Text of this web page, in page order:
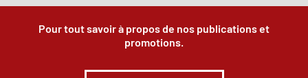
Pour tout savoir à propos de nos publications et
promotions.